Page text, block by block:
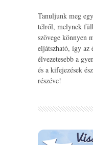
Tanuljunk meg
télről, melynek
szövege könnyen
eljátszható, így az
élvezetesebb a
és a kifejezések
részéve!